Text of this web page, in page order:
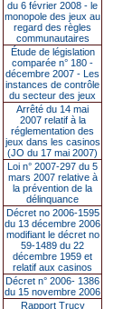
du 6 février 2008 - le
monopole des jeux au
regard des règles
communautaires
Étude de législation
comparée n° 180 -
décembre 2007 - Les
instances de contrôle
du secteur des jeux
Arrêté du 14 mai
2007 relatif à la
réglementation des
jeux dans les casinos
(JO du 17 mai 2007)
Loi n° 2007-297 du 5
mars 2007 relative à
la prévention de la
délinquance
Décret no 2006-1595
du 13 décembre 2006
modifiant le décret no
59-1489 du 22
décembre 1959 et
relatif aux casinos
Décret n° 2006- 1386
du 15 novembre 2006
Rapport Trucy